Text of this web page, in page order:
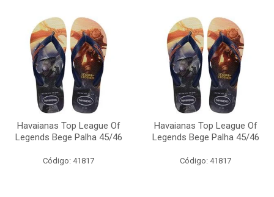
Havaianas Top League Of
Legends Bege Palha 45/46
Código: 41817
Havaianas Top League Of
Legends Bege Palha 45/46
Código: 41817